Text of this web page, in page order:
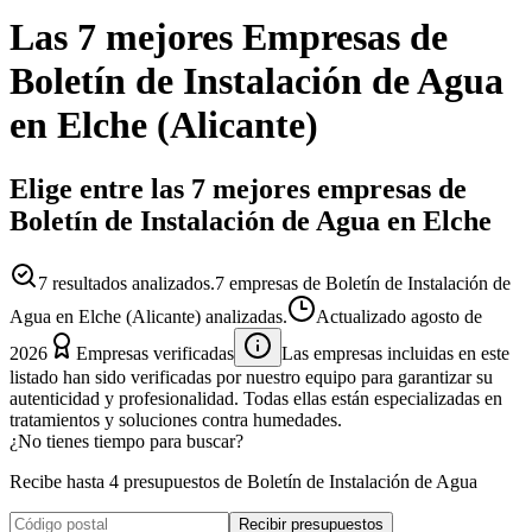
Las 7 mejores Empresas de
Boletín de Instalación de Agua
en Elche (Alicante)
Elige entre las 7 mejores empresas de
Boletín de Instalación de Agua en Elche
7 resultados analizados.7 empresas de Boletín de Instalación de
Agua en Elche (Alicante) analizadas.
Actualizado agosto de
2026
Empresas verificadas
Las empresas incluidas en este
listado han sido verificadas por nuestro equipo para garantizar su
autenticidad y profesionalidad. Todas ellas están especializadas en
tratamientos y soluciones contra humedades.
¿No tienes tiempo para buscar?
Recibe hasta 4 presupuestos de Boletín de Instalación de Agua
Recibir presupuestos